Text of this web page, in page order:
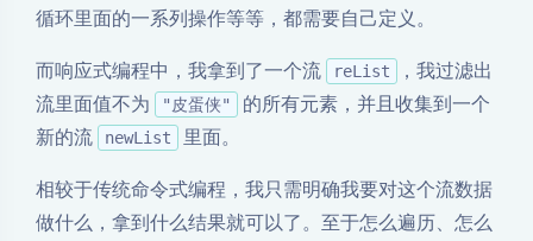
循环里面的一系列操作等等，都需要自己定义。
而响应式编程中，我拿到了一个流
reList
，我过滤出
流里面值不为
"皮蛋侠"
的所有元素，并且收集到一个
新的流
newList
里面。
相较于传统命令式编程，我只需明确我要对这个流数据
做什么，拿到什么结果就可以了。至于怎么遍历、怎么